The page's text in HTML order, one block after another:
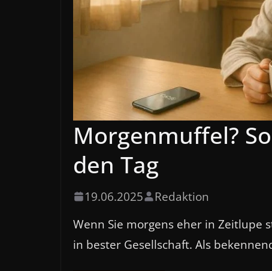
Morgenmuffel?
den Tag
19.06.2025 Redaktion
Wenn Sie morgens eher in Zeitlupe
in bester Gesellschaft. Als